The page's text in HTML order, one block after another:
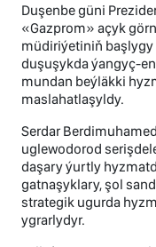
Duşenbe güni
«Gazprom» açyk
müdiriýetiniň başlygy
duşuşykda ýangyç-
mundan beýläkki
maslahatlaşyldy.
Serdar
uglewodorod
daşary ýurtly
gatnaşyklary, şol
strategik ugurda
ygrarlydyr.